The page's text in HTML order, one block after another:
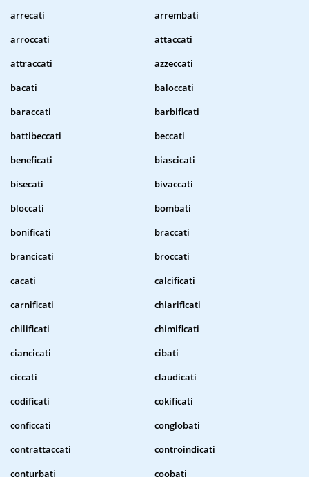
arrecati
arrembati
arroccati
attaccati
attraccati
azzeccati
bacati
baloccati
baraccati
barbificati
battibeccati
beccati
beneficati
biascicati
bisecati
bivaccati
bloccati
bombati
bonificati
braccati
brancicati
broccati
cacati
calcificati
carnificati
chiarificati
chilificati
chimificati
ciancicati
cibati
ciccati
claudicati
codificati
cokificati
conficcati
conglobati
contrattaccati
controindicati
conturbati
coobati